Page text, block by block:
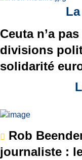
Ceuta n’a
divisions
solidarité
Rob
journaliste :